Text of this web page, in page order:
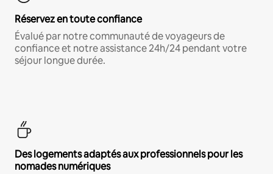
Réservez en toute confiance
Évalué par notre communauté de voyageurs de
confiance et notre assistance 24h/24 pendant votre
séjour longue durée.
Des logements adaptés aux professionnels pour les
nomades numériques